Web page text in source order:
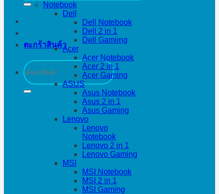
ตะกร้าสินค้า
ค้นหา:
Notebook
Dell
Dell Notebook
Dell 2 in 1
Dell Gamiing
Acer
Acer Notebook
Acer 2 in 1
Acer Gaming
ASUS
Asus Notebook
Asus 2 in 1
Asus Gaming
Lenovo
Lenovo
Notebook
Lenovo 2 in 1
Lenovo Gaming
MSI
MSI Notebook
MSI 2 in 1
MSI Gaming